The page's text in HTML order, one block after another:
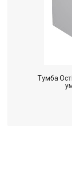
Тумба